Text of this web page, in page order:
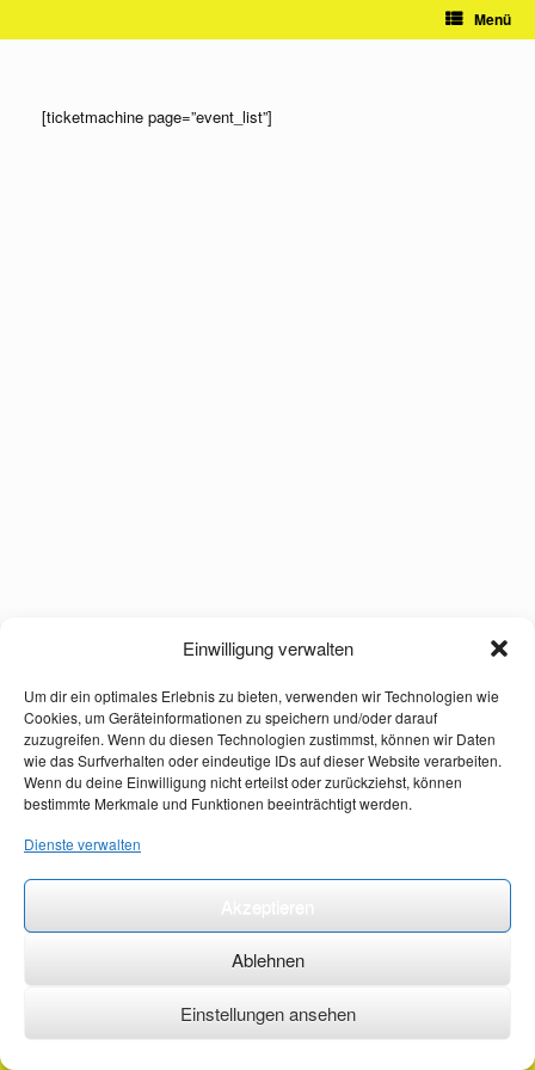
Einwilligung verwalten
Um dir ein optimales Erlebnis zu bieten, verwenden wir Technologien wie
Cookies, um Geräteinformationen zu speichern und/oder darauf
zuzugreifen. Wenn du diesen Technologien zustimmst, können wir Daten
wie das Surfverhalten oder eindeutige IDs auf dieser Website verarbeiten.
Wenn du deine Einwilligung nicht erteilst oder zurückziehst, können
bestimmte Merkmale und Funktionen beeinträchtigt werden.
Dienste verwalten
Ablehnen
Einstellungen ansehen
Menü
[ticketmachine page=”event_list”]
©2026 ·erstehilfekurs-mauch.de ·AGB ·Datenschutzerklärung ·Impressum ·